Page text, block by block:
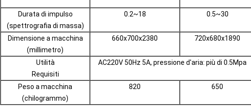
Durata di impulso
(spettrografia di massa)
0.2~18 0.5~30
Dimensione a macchina
(millimetro)
660x700x2380 720x680x1890
Utilità
Requisiti
AC220V 50Hz 5A, pressione d'aria: più di 0.5Mpa
Peso a macchina
(chilogrammo)
820 650